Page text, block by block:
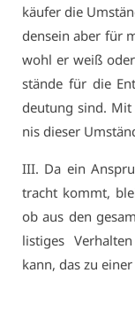
käu­fer die
den­sein aber für
wohl er weiß
stän­de für die
deu­tung sind.
nis die­ser
III. Da ein
tracht kommt,
ob aus den
lis­ti­ges
kann, das zu